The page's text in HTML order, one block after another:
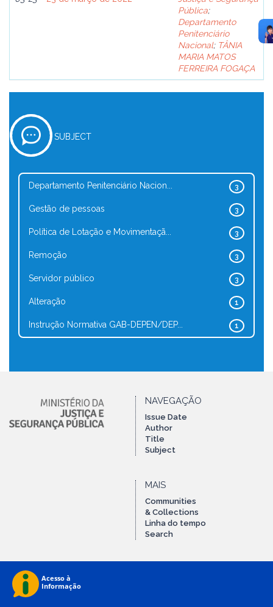
Pública;
Departamento
Penitenciário
Nacional; TÂNIA
MARIA MATOS
FERREIRA FOGAÇA
SUBJECT
3
Departamento Penitenciário Nacion...
3
Gestão de pessoas
3
Política de Lotação e Movimentaçã...
3
Remoção
3
Servidor público
1
Alteração
1
Instrução Normativa GAB-DEPEN/DEP...
NAVEGAÇÃO
Issue Date
Author
Title
Subject
MAIS
Communities
& Collections
Linha do tempo
Search